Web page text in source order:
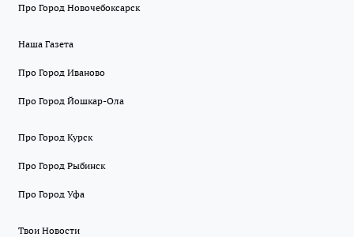
Про Город Новочебоксарск
Наша Газета
Про Город Иваново
Про Город Йошкар-Ола
Про Город Курск
Про Город Рыбинск
Про Город Уфа
Твои Новости